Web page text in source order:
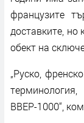
французите
доставките, но
обект на
„Руско,
ВВЕР-1000“,